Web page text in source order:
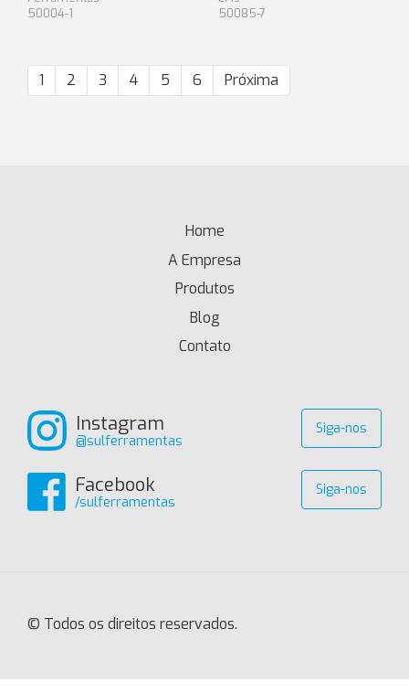
50004-1
50085-7
1 2 3 4 5 6 Próxima
Home
A Empresa
Produtos
Blog
Contato
Instagram
@sulferramentas
Siga-nos
Facebook
/sulferramentas
Siga-nos
© Todos os direitos reservados.